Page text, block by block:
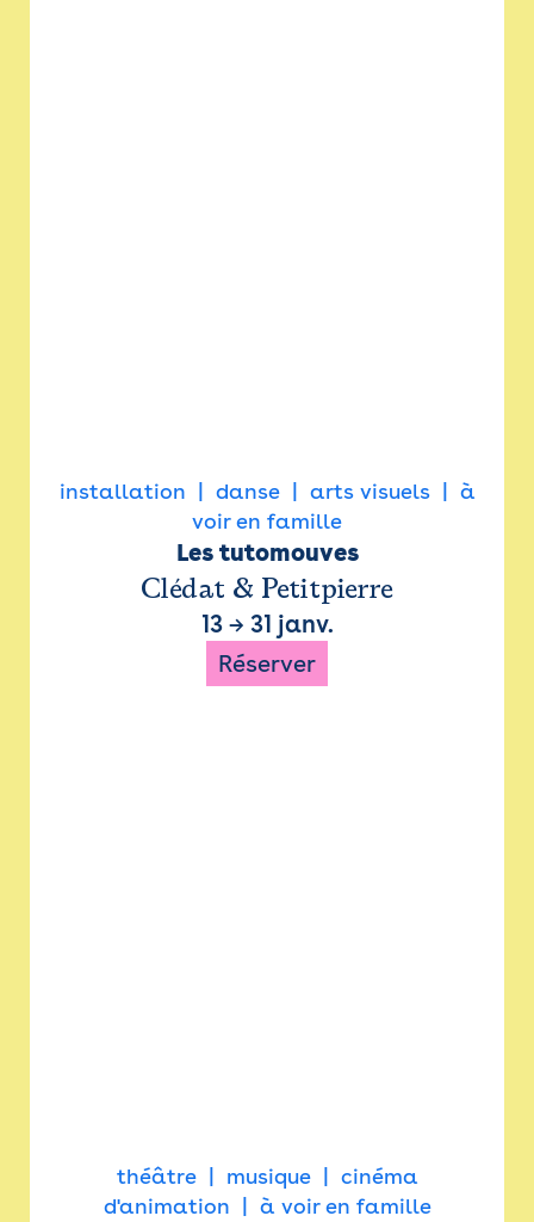
installation danse arts visuels
à
voir en famille
Les tutomouves
Clédat & Petitpierre
13→ 31 janv.
Réserver
théâtre musique
cinéma
d'animation
à voir en famille